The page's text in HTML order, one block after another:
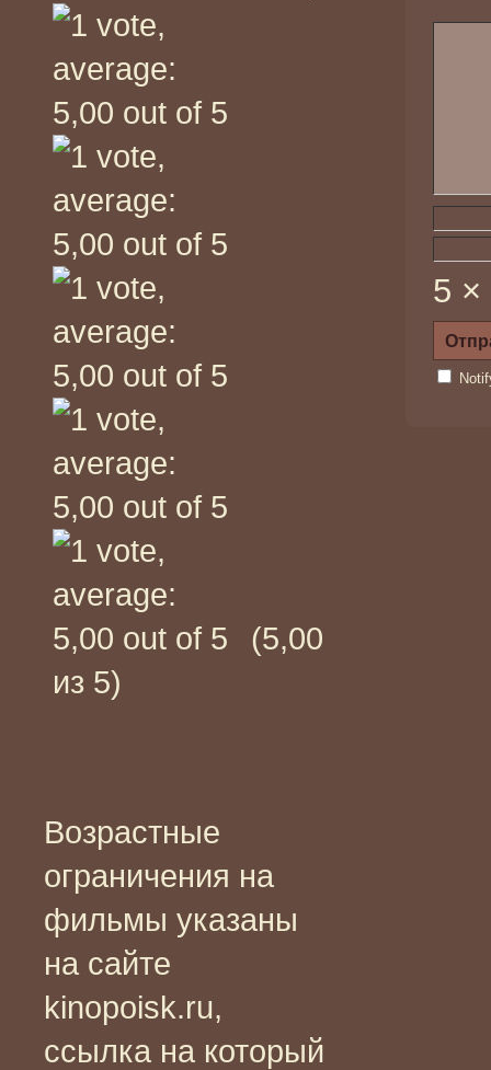
(5,00
из 5)
Возрастные
ограничения на
фильмы указаны
на сайте
kinopoisk.ru,
ссылка на который
5 ×